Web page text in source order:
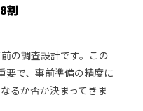
割
の調査設計です。この
要で、事前準備の精度に
るか否か決まってきま